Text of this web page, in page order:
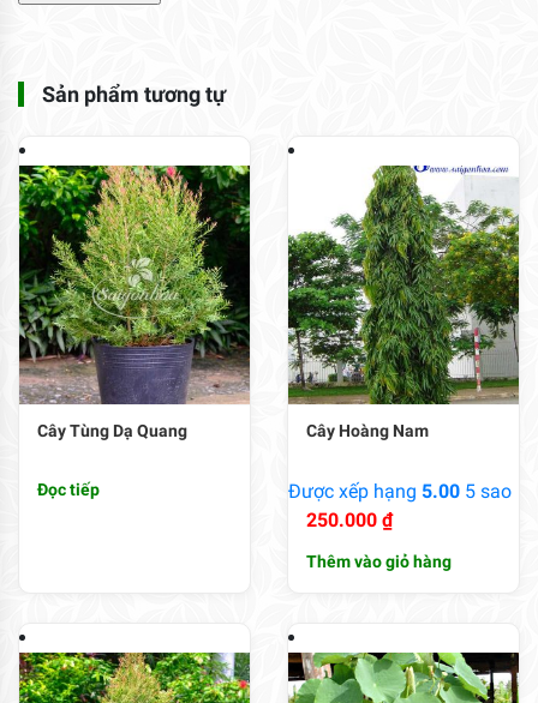
Sản phẩm tương tự
Cây Tùng Dạ Quang
Đọc tiếp
Cây Hoàng Nam
Được xếp hạng 5.00 5 sao
250.000 ₫
Thêm vào giỏ hàng